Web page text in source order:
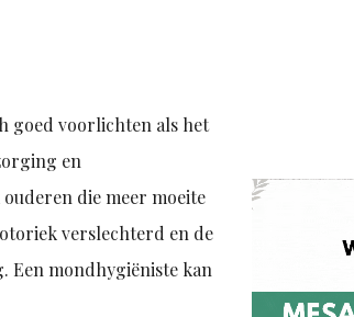
goed voorlichten als het
en
die meer moeite
verslechterd en de
Een mondhygiëniste kan